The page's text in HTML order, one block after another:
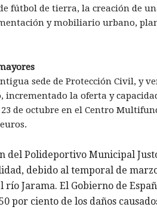
fútbol de tierra, la creación de
y mobiliario urbano,
sede de Protección Civil, y
incrementado la oferta y
de octubre en el Centro
del Polideportivo Municipal
debido al temporal de
Jarama. El Gobierno de
por ciento de los daños